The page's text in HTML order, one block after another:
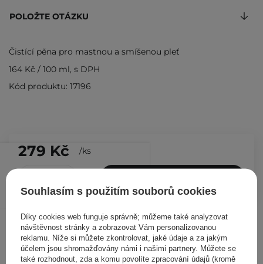
279 Kč /ks
POLOŽTE OTÁZKU
Čistící pěna pro mastnou a smíšenou pleť
164 Kč / 100 ml, s DPH
Kód produktu: 17196
Ostatní zákazníci si prohlédli
Souhlasím s použitím souborů cookies
Díky cookies web funguje správně; můžeme také analyzovat
návštěvnost stránky a zobrazovat Vám personalizovanou
reklamu. Níže si můžete zkontrolovat, jaké údaje a za jakým
účelem jsou shromažďovány námi i našimi partnery. Můžete se
také rozhodnout, zda a komu povolíte zpracování údajů (kromě